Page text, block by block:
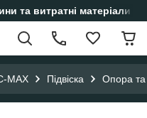
та витратні матеріали
MAX Підвіска Опора та